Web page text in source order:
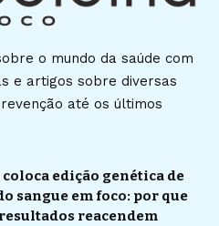
o mundo da saúde com
e artigos sobre diversas
até os últimos
edição genética de
sangue em foco: por que
reacendem